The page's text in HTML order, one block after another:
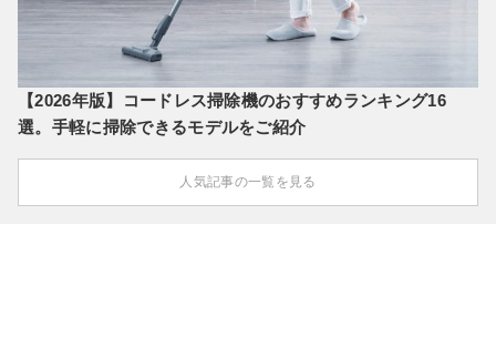
【2026年版】コードレス掃除機のおすすめランキング16
選。手軽に掃除できるモデルをご紹介
人気記事の一覧を見る